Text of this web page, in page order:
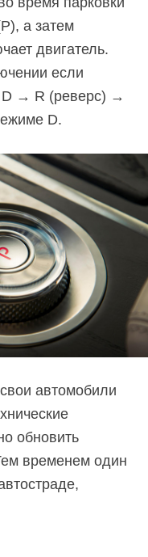
а затем
двигатель.
если
D → R (реверс) →
D.
автомобили
обновить
временем один